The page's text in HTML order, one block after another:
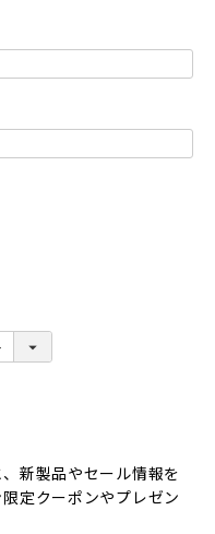
新製品やセール情報を
定クーポンやプレゼン